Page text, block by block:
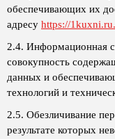
обеспечивающих их
адресу https://1kuxni.ru.
2.4. Информационная
совокупность
данных и
технологий и
2.5. Обезличивание
результате которых